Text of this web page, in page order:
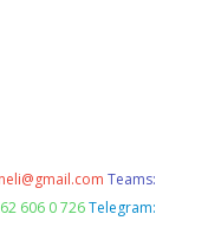
Teams:
606 0 726 Telegram: